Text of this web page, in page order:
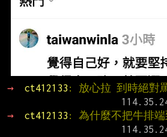
→ ct412133 : 放心拉 到時絕對
→
ct412133 : 為什麼不把牛排端